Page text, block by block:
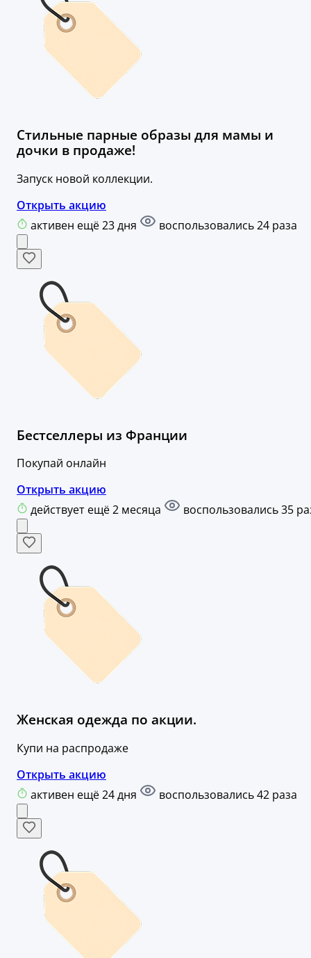
Стильные парные образы для мамы и
дочки в продаже!
Запуск новой коллекции.
Открыть акцию
активен ещё 23 дня
воспользовались 24 раза
Бестселлеры из Франции
Покупай онлайн
Открыть акцию
действует ещё 2 месяца
воспользовались 35
Женская одежда по акции.
Купи на распродаже
Открыть акцию
активен ещё 24 дня
воспользовались 42 раза